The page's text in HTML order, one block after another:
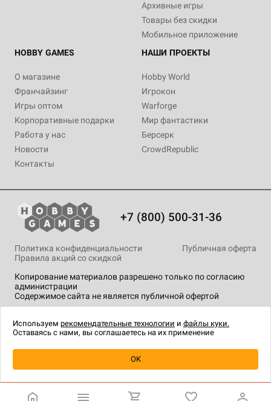
Уведомить о наличии
Архивные игры
Товары без скидки
Мобильное приложение
HOBBY GAMES
О магазине
Франчайзинг
Игры оптом
Корпоративные подарки
Работа у нас
Новости
Контакты
НАШИ ПРОЕКТЫ
Hobby World
Игрокон
Warforge
Мир фантастики
Берсерк
CrowdRepublic
+7 (800) 500-31-36
Копирование материалов разрешено только по согласию
администрации
Содержимое сайта не является публичной офертой
Политика конфиденциальности
Публичная оферта
Правила акций со скидкой
технологии.
Используем рекомендательные технологии и файлы куки.
Оставаясь с нами, вы соглашаетесь на их применение
OK